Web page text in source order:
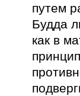
путем
Будда
как в